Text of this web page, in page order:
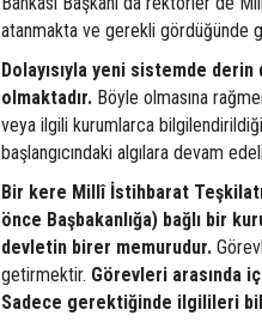
atanmakta ve gerekli gördüğünde
Dolayısıyla yeni sistemde
olmaktadır. Böyle olmasına
veya ilgili kurumlarca
başlangıcındaki algılara devam
Bir kere Millî İstihbarat
önce Başbakanlığa) bağlı bir
devletin birer memurudur.
getirmektir. Görevleri arasında
Sadece gerektiğinde ilgilileri